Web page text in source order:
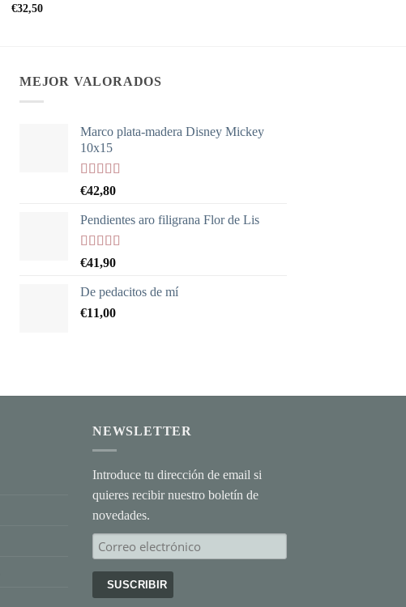
€32,50
MEJOR VALORADOS
Marco plata-madera Disney Mickey
10x15
Valorado
con
5
€42,80
Pendientes aro filigrana Flor de Lis
Valorado
con
5
€41,90
De pedacitos de mí
€11,00
NEWSLETTER
Introduce tu dirección de email si
quieres recibir nuestro boletín de
novedades.